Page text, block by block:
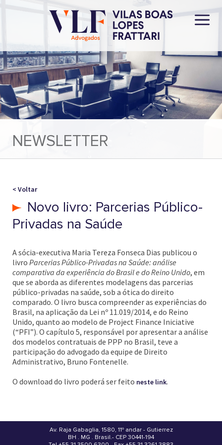
NEWSLETTER
< Voltar
Novo livro: Parcerias Público-
Privadas na Saúde
A sócia-executiva Maria Tereza Fonseca Dias publicou o
livro Parcerias Público-Privadas na Saúde: análise
comparativa da experiência do Brasil e do Reino Unido, em
que se aborda as diferentes modelagens das parcerias
público-privadas na saúde, sob a ótica do direito
comparado. O livro busca compreender as experiências do
Brasil, na aplicação da Lei nº 11.019/2014, e do Reino
Unido, quanto ao modelo de Project Finance Iniciative
(“PFI”). O capítulo 5, responsável por apresentar a análise
dos modelos contratuais de PPP no Brasil, teve a
participação do advogado da equipe de Direito
Administrativo, Bruno Fontenelle.
O download do livro poderá ser feito neste link.
Av. Raja Gabaglia, 1580, 11º andar - Gutierrez
.
BH . MG . Brasil - CEP 30441-194